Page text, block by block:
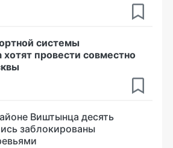
системы
хотят провести совместно
Виштынца десять
заблокированы